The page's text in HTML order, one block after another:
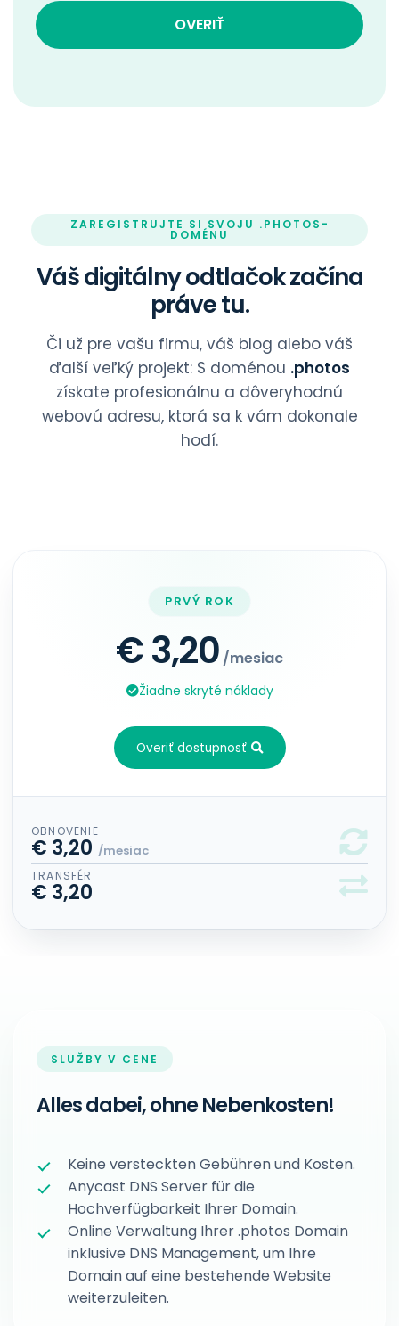
OVERIŤ
ZAREGISTRUJTE SI SVOJU .PHOTOS-
DOMÉNU
Váš digitálny odtlačok začína
práve tu.
Či už pre vašu firmu, váš blog alebo váš
ďalší veľký projekt: S doménou .photos
získate profesionálnu a dôveryhodnú
webovú adresu, ktorá sa k vám dokonale
hodí.
PRVÝ ROK
€ 3,20 /mesiac
Žiadne skryté náklady
Overiť dostupnosť
OBNOVENIE
€ 3,20 /mesiac
TRANSFÉR
€ 3,20
SLUŽBY V CENE
Alles dabei, ohne Nebenkosten!
Keine versteckten Gebühren und Kosten.
Anycast DNS Server für die
Hochverfügbarkeit Ihrer Domain.
Online Verwaltung Ihrer .photos Domain
inklusive DNS Management, um Ihre
Domain auf eine bestehende Website
weiterzuleiten.